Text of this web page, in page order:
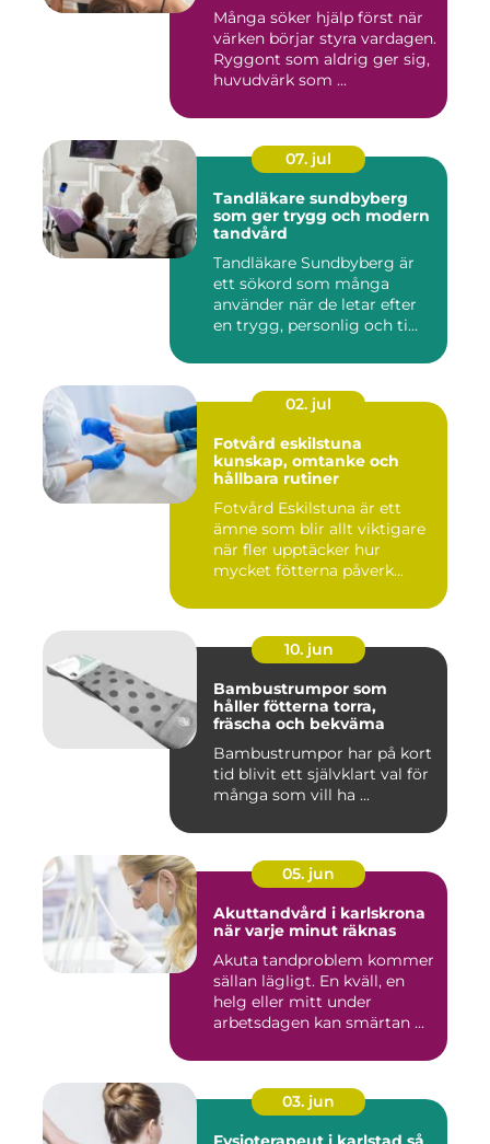
Många söker hjälp först när
värken börjar styra vardagen.
Ryggont som aldrig ger sig,
huvudvärk som ...
07. jul
Tandläkare sundbyberg
som ger trygg och modern
tandvård
Tandläkare Sundbyberg är
ett sökord som många
använder när de letar efter
en trygg, personlig och ti...
02. jul
Fotvård eskilstuna
kunskap, omtanke och
hållbara rutiner
Fotvård Eskilstuna är ett
ämne som blir allt viktigare
när fler upptäcker hur
mycket fötterna påverk...
10. jun
Bambustrumpor som
håller fötterna torra,
fräscha och bekväma
Bambustrumpor har på kort
tid blivit ett självklart val för
många som vill ha ...
05. jun
Akuttandvård i karlskrona
när varje minut räknas
Akuta tandproblem kommer
sällan lägligt. En kväll, en
helg eller mitt under
arbetsdagen kan smärtan ...
03. jun